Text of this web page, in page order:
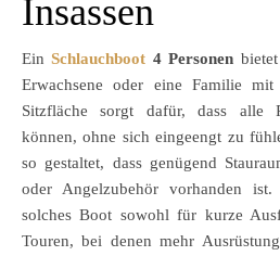
Insassen
EinSchlauchboot 4 Personen
Erwachsene oder eine Familie
Sitzfläche sorgt dafür, dass alle
können, ohne sich eingeengt zu
so gestaltet, dass genügend
oder Angelzubehör vorhanden
solches Boot sowohl für kurze
Touren, bei denen mehr